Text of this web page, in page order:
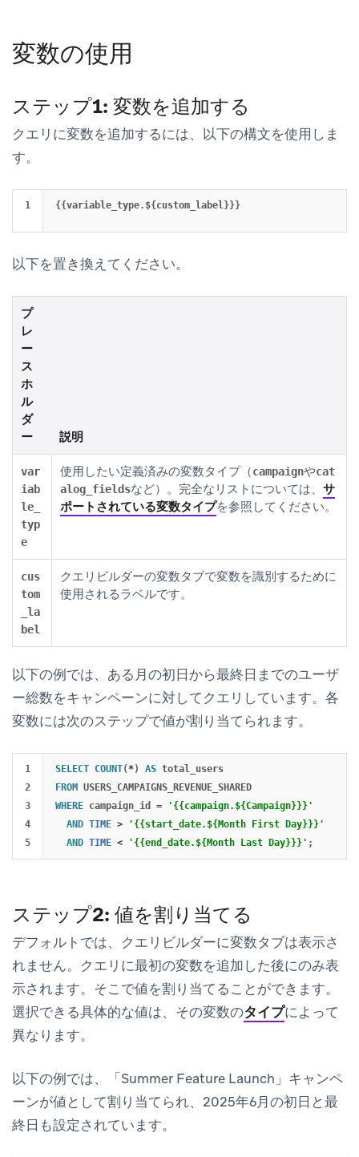
変数の使用
ステップ1: 変数を追加する
クエリに変数を追加するには、以下の構文を使用しま
す。
{{variable_type. ${ custom_label}}}
以下を置き換えてください。
プ
レ
ー
ス
ホ
ル
ダ
ー
説明
var
iab
le_
typ
e
使用したい定義済みの変数タイプ（campaignやcat
alog_fieldsなど）。完全なリストについては、 サ
ポートされている変数タイプを参照してください。
cus
tom
_la
bel
クエリビルダーの変数タブで変数を識別するために
使用されるラベルです。
以下の例では、ある月の初日から最終日までのユーザ
ー総数をキャンペーンに対してクエリしています。各
変数には次のステップで値が割り当てられます。
1
2
3
4
SELECT COUNT( *) AS total_users
FROM USERS_CAMPAIGNS_REVENUE_SHARED
WHERE campaign_id =
'{{campaign.${Campaign}}}'
AND TIME >
'{{start_date.${Month First Day}}}'
AND TIME < '{{end_date.${Month Last Day}}}' ;
ステップ2: 値を割り当てる
デフォルトでは、クエリビルダーに変数タブは表示さ
れません。クエリに最初の変数を追加した後にのみ表
示されます。そこで値を割り当てることができます。
選択できる具体的な値は、その変数のタイプによって
異なります。
以下の例では、「Summer Feature Launch」キャンペ
ーンが値として割り当てられ、2025年6月の初日と最
終日も設定されています。